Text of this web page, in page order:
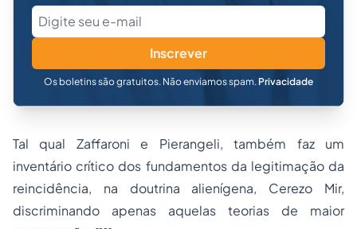
Inscrever
Os boletins são gratuitos. Não enviamos spam. Privacidade
Tal qual Zaffaroni e Pierangeli, também faz um
inventário crítico dos fundamentos da legitimação da
reincidência, na doutrina alienígena, Cerezo Mir,
discriminando apenas aquelas teorias de maior